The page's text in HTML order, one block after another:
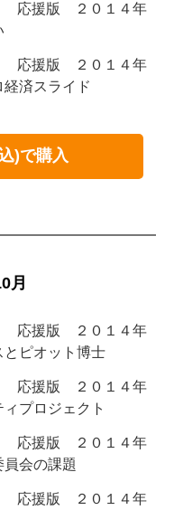
応援版 ２０１４年
応援版 ２０１４年
済スライド
)で購入
月
応援版 ２０１４年
ピオット博士
応援版 ２０１４年
プロジェクト
応援版 ２０１４年
会の課題
応援版 ２０１４年